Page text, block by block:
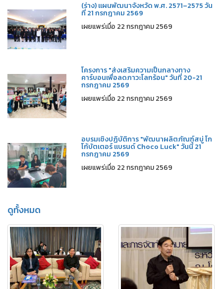
(ร่าง) แผนพัฒนาจังหวัด พ.ศ. 2571–2575 วัน
ที่ 21 กรกฎาคม 2569
เผยแพร่เมื่อ 22 กรกฎาคม 2569
โครงการ "ส่งเสริมความเป็นกลางทาง
คาร์บอนเพื่อลดภาวะโลกร้อน" วันที่ 20-21
กรกฎาคม 2569
เผยแพร่เมื่อ 22 กรกฎาคม 2569
อบรมเชิงปฏิบัติการ "พัฒนาผลิตภัณฑ์สบู่ โก
โก้บัตเตอร์ แบรนด์ Choco Luck" วันนี้ 21
กรกฎาคม 2569
เผยแพร่เมื่อ 22 กรกฎาคม 2569
ดูทั้งหมด